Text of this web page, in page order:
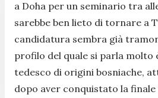
a Doha per un seminario tra
sarebbe ben lieto di tornare a
candidatura sembra già
profilo del quale si parla molto
tedesco di origini bosniache,
dopo aver conquistato la finale